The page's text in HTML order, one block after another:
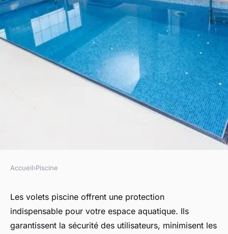
Les volets piscine : guide des
modèles et prix à connaître
Accueil›Piscine
Les volets piscine offrent une protection
indispensable pour votre espace aquatique. Ils
garantissent la sécurité des utilisateurs, minimisent les